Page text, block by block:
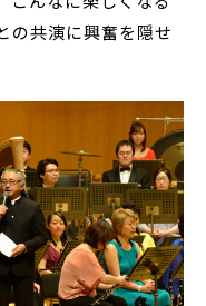
の共演に興奮を隠せ